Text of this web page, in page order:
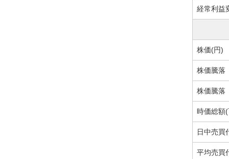
経常利益
株価(円)
株価騰落
株価騰落
時価総額
日中売買
平均売買